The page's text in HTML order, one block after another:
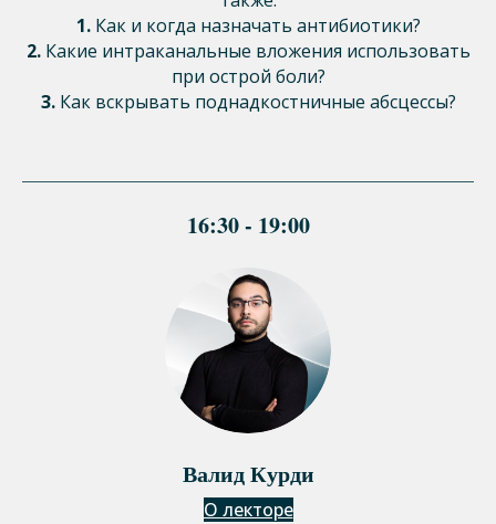
1. Как и когда назначать антибиотики?
2. Какие интраканальные вложения использовать
при острой боли?
3. Как вскрывать поднадкостничные абсцессы?
16:30 - 19:00
Валид Курди
О лекторе